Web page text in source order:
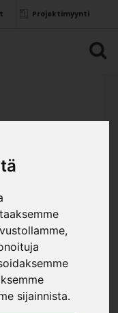
sijainnista.
Projektimyynti